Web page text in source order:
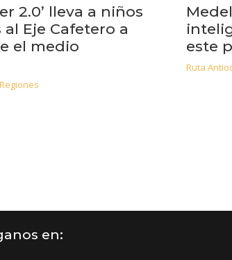
2.0’ lleva a niños
Eje Cafetero a
el medio
este
Ruta
en: